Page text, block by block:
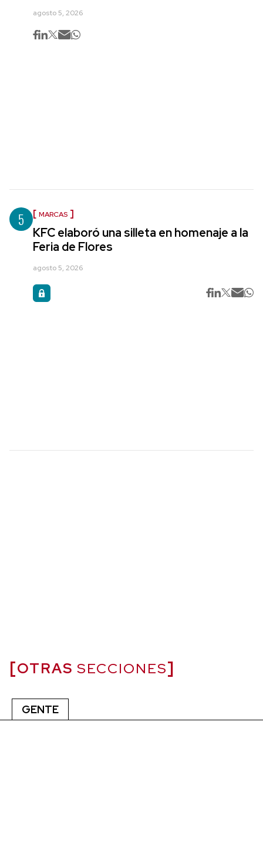
agosto 5, 2026
5 MARCAS
KFC elaboró una silleta en homenaje a la
Feria de Flores
agosto 5, 2026
OTRAS SECCIONES
GENTE